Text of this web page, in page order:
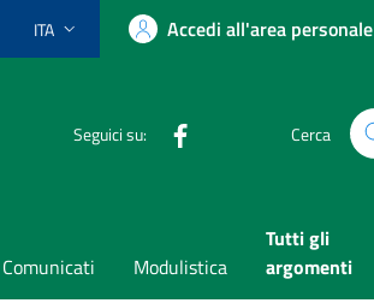
Lingua attiva:
ITA Accedi all'area personale
Seguici su: Cerca
Comunicati Modulistica
Tutti gli
argomenti